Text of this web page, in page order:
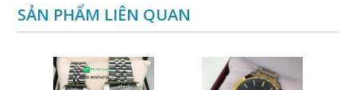
SẢN PHẨM LIÊN QUAN